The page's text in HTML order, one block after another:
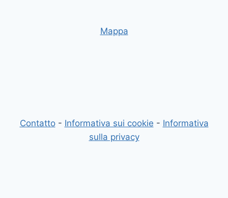
Mappa
Contatto- Informativa sui cookie - Informativa
sulla privacy